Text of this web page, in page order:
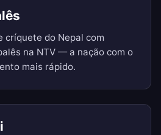
críquete do Nepal com
na NTV — a nação com o
mais rápido.